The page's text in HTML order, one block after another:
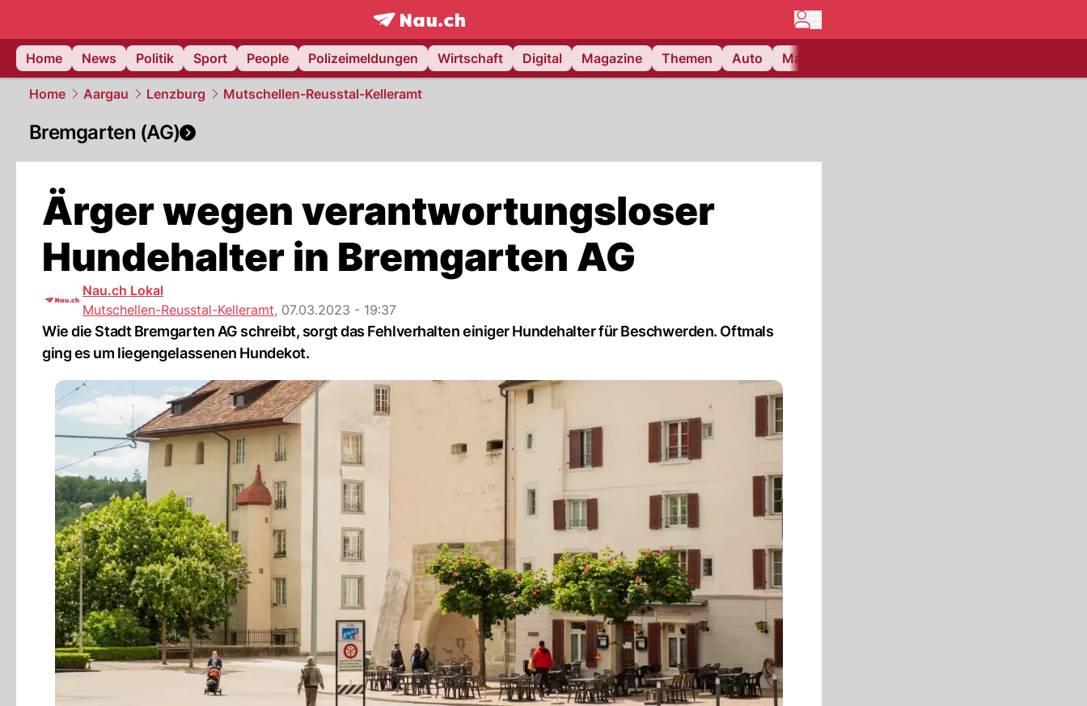
frontpage.NAU.ch
Home
News Politik Sport People Polizeimeldungen Wirtschaft Digital Magazine Themen Auto Matchcenter
Home Aargau Lenzburg Mutschellen-Reusstal-Kelleramt
Bremgarten (AG)
Ärger wegen verantwortungsloser
Hundehalter in Bremgarten AG
Nau.ch Lokal
Mutschellen-Reusstal-Kelleramt, 07.03.2023 - 19:37
Wie die Stadt Bremgarten AG schreibt, sorgt das Fehlverhalten einiger Hundehalter für Beschwerden. Oftmals
ging es um liegengelassenen Hundekot.